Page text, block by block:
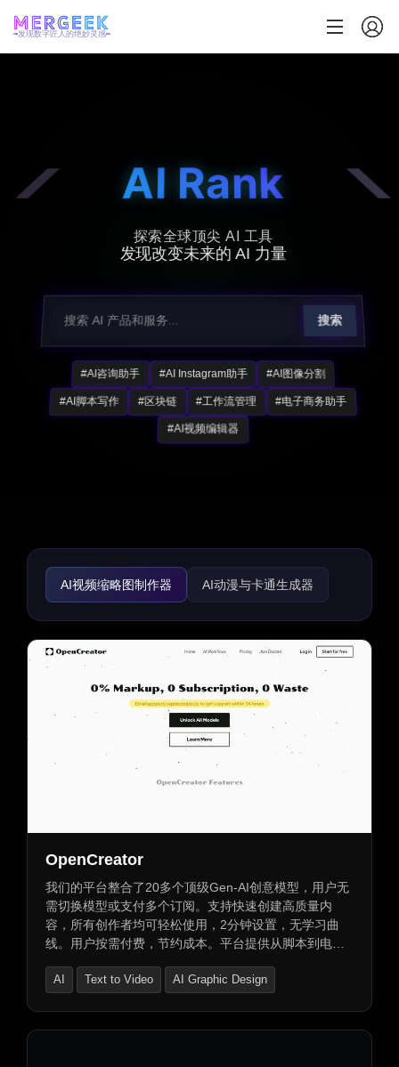
发现数字匠人的绝妙灵感
AI Rank
探索全球顶尖 AI 工具
发现改变未来的 AI 力量
搜索
#AI咨询助手 #AI Instagram助手 #AI图像分割
#AI脚本写作 #区块链 #工作流管理 #电子商务助手
#AI视频编辑器
AI动漫与卡通生成器
AI动画视频 图像转视频
AI音乐视频生成器 AI视频编辑器
AI视频增强器 文本转视频
AI视频缩略图制作器
AI视频搜索 视频转视频
AI视频生成器
OpenCreator
我们的平台整合了20多个顶级Gen-AI创意模型，用户无
需切换模型或支付多个订阅。支持快速创建高质量内
容，所有创作者均可轻松使用，2分钟设置，无学习曲
线。用户按需付费，节约成本。平台提供从脚本到电
影海报等多种AI工作流程，助力创作者轻松产出高质量
AI Text to Video AI Graphic Design